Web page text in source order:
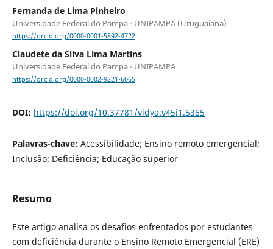
Fernanda de Lima Pinheiro
Universidade Federal do Pampa - UNIPAMPA (Uruguaiana)
https://orcid.org/0000-0001-5892-4722
Claudete da Silva Lima Martins
Universidade Federal do Pampa - UNIPAMPA
https://orcid.org/0000-0002-9221-6065
DOI: https://doi.org/10.37781/vidya.v45i1.5365
Palavras-chave: Acessibilidade; Ensino remoto emergencial;
Inclusão; Deficiência; Educação superior
Resumo
Este artigo analisa os desafios enfrentados por estudantes
com deficiência durante o Ensino Remoto Emergencial (ERE)